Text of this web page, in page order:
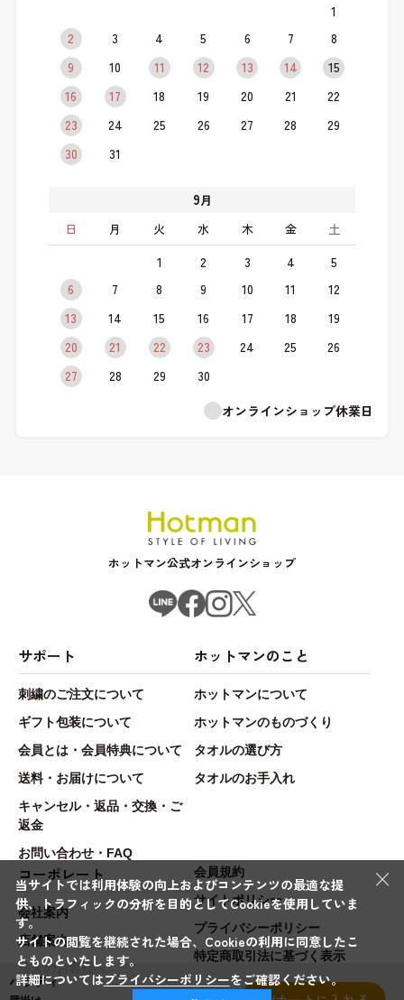
パラディ
1
2
3 4 5 6 7
8
9
10 11 12 13 14
15
16
17 18 19 20 21
22
23
24 25 26 27 28
29
30
31
9月
日
月 火 水 木 金 土
1 2 3 4
5
6
7 8 9 10 11
12
13
14 15 16 17 18
19
20
21 22 23 24 25
26
27
28 29
30
オンラインショップ休業日
ホットマン公式オンラインショップ
サポート
刺繍のご注文について
ギフト包装について
会員とは・会員特典について
送料・お届けについて
キャンセル・返品・交換・ご
返金
お問い合わせ・FAQ
ホットマンのこと
ホットマンについて
ホットマンのものづくり
タオルの選び方
タオルのお手入れ
コーポレート
会社案内
店舗案内
法人のお客様へ
会員規約
サイトポリシー
プライバシーポリシー
特定商取引法に基づく表示
×
当サイトでは利用体験の向上およびコンテンツの最適な提
供、トラフィックの分析を目的としてCookieを使用していま
す。
サイトの閲覧を継続された場合、Cookieの利用に同意したこ
とものといたします。
詳細についてはプライバシーポリシーをご確認ください。